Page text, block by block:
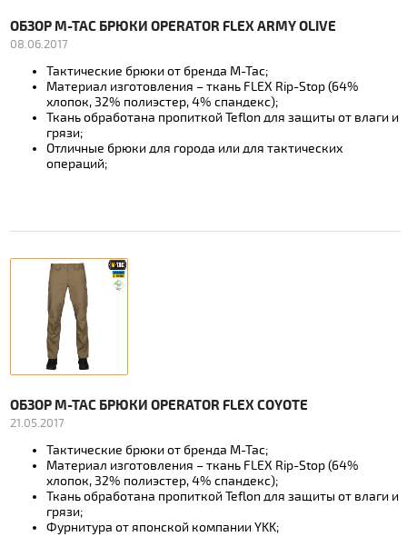
ОБЗОР M-TAC БРЮКИ OPERATOR FLEX ARMY OLIVE
08.06.2017
Тактические брюки от бренда М-Тас;
Материал изготовления – ткань FLEX Rip-Stop (64%
хлопок, 32% полиэстер, 4% спандекс);
Ткань обработана пропиткой Teflon для защиты от влаги и
грязи;
Отличные брюки для города или для тактических
операций;
ОБЗОР M-TAC БРЮКИ OPERATOR FLEX COYOTE
21.05.2017
Тактические брюки от бренда М-Тас;
Материал изготовления – ткань FLEX Rip-Stop (64%
хлопок, 32% полиэстер, 4% спандекс);
Ткань обработана пропиткой Teflon для защиты от влаги и
грязи;
Фурнитура от японской компании YKK;